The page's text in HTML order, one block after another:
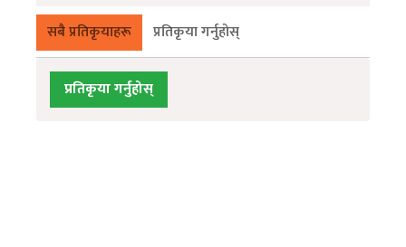
सबै प्रतिकृयाहरू प्रतिकृया गर्नुहोस्
प्रतिकृया गर्नुहोस्